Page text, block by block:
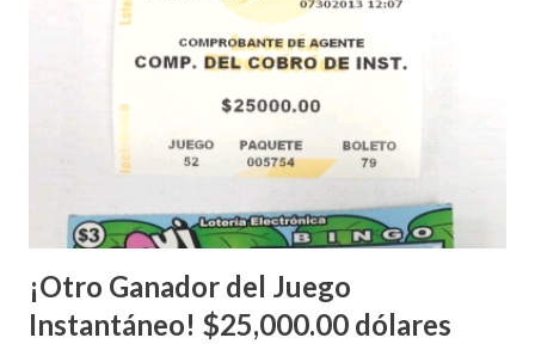
Estados Unidos y los jugadores podrán conocer los
números ganadores del mismo a través de la página
aquellos con jugadas anticipadas de los sorteos locales (
Loto, Revancha, Pega 2, Pega 3 Pega 4 ) se les informará
Mientras, que l...
¡Otro Ganador del Juego
Instantáneo! $25,000.00 dólares